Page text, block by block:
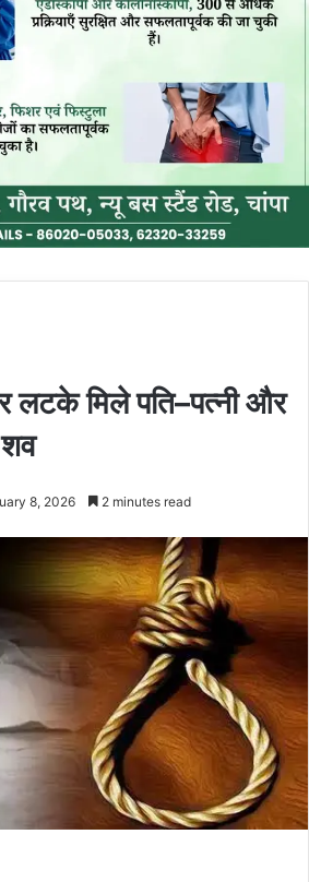
लटके मिले पति–पत्नी और
8, 2026 2 minutes read